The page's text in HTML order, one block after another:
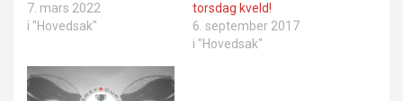
7. mars 2022
i "Hovedsak"
torsdag kveld!
6. september 2017
i "Hovedsak"